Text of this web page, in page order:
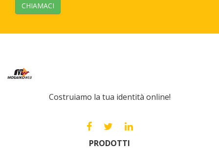
CHIAMACI
Costruiamo la tua identità online!
PRODOTTI